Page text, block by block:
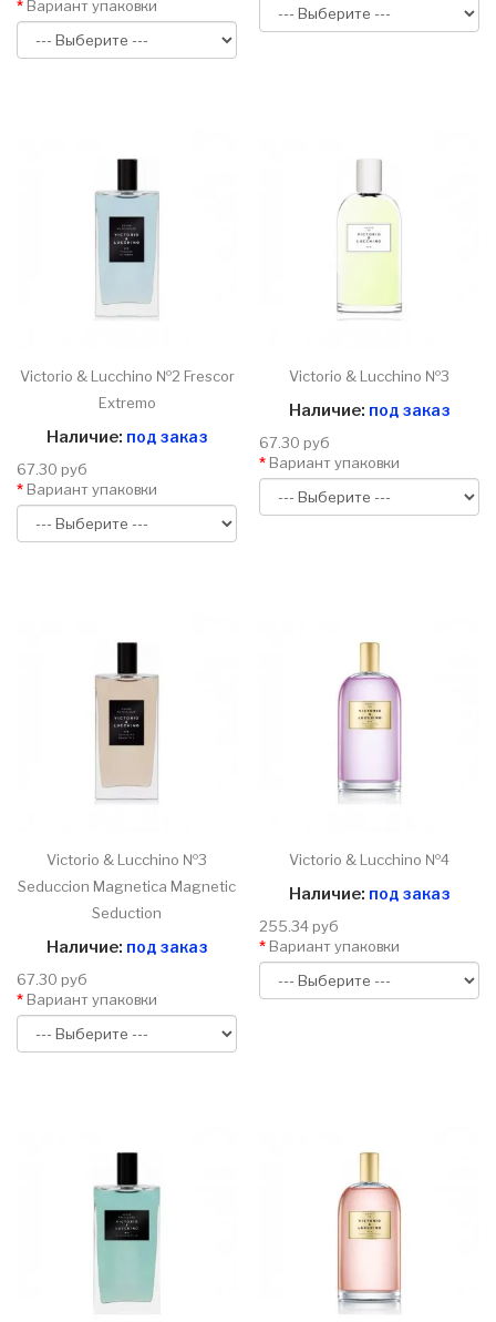
Вариант упаковки
Victorio & Lucchino №2 Frescor
Extremo
Наличие: под заказ
67.30 руб
Вариант упаковки
Victorio & Lucchino №3
Наличие: под заказ
67.30 руб
Вариант упаковки
Victorio & Lucchino №3
Seduccion Magnetica Magnetic
Seduction
Наличие: под заказ
67.30 руб
Вариант упаковки
Victorio & Lucchino №4
Наличие: под заказ
255.34 руб
Вариант упаковки